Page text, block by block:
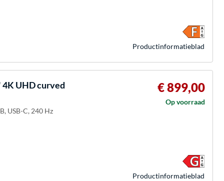
Product­informatieblad
4K UHD curved
USB-C, 240 Hz
€ 899,00
Op voorraad
Product­informatieblad